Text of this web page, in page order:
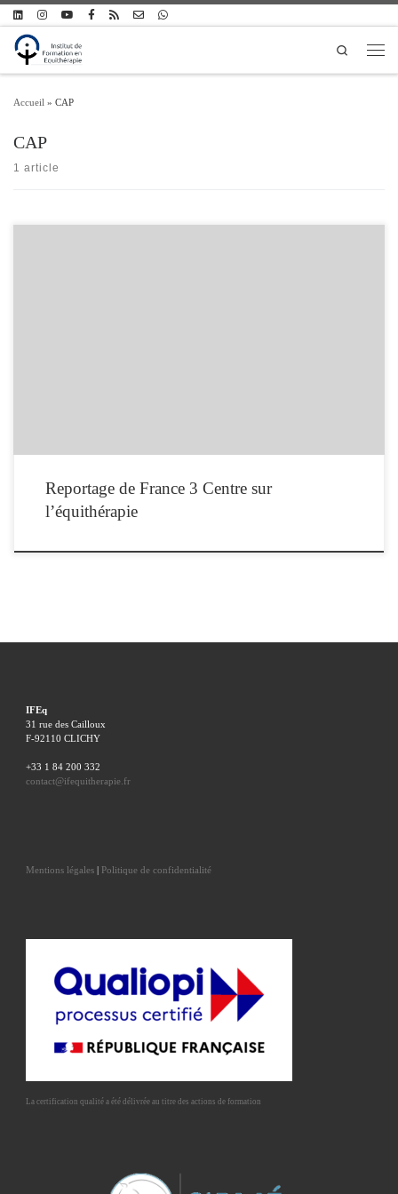
Passer au contenu
Search
Accueil » CAP
CAP
1 article
Reportage de France 3 Centre sur
l’équithérapie
IFEq
31 rue des Cailloux
F-92110 CLICHY
+33 1 84 200 332
contact@ifequitherapie.fr
Mentions légales| Politique de confidentialité
La certification qualité a été délivrée au titre des actions de formation